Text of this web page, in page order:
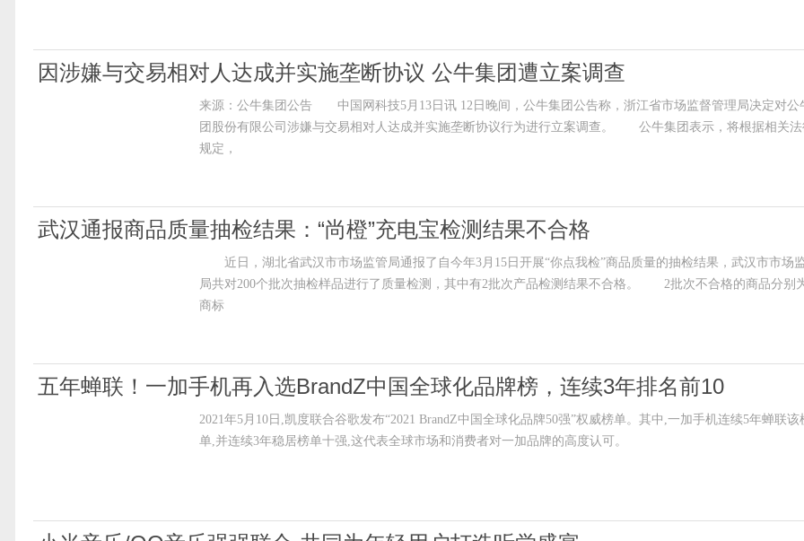
因涉嫌与交易相对人达成并实施垄断协议 公牛集团遭立案调查
来源：公牛集团公告 中国网科技5月13日讯 12日晚间，公牛集团公告称，浙江省市场监督管理局决定对公
团股份有限公司涉嫌与交易相对人达成并实施垄断协议行为进行立案调查。 公牛集团表示，将根据相关法
规定，
武汉通报商品质量抽检结果：“尚橙”充电宝检测结果不合格
近日，湖北省武汉市市场监管局通报了自今年3月15日开展“你点我检”商品质量的抽检结果，武汉市市场
局共对200个批次抽检样品进行了质量检测，其中有2批次产品检测结果不合格。 2批次不合格的商品分别
商标
五年蝉联！一加手机再入选BrandZ中国全球化品牌榜，连续3年排名前10
2021年5月10日,凯度联合谷歌发布“2021 BrandZ中国全球化品牌50强”权威榜单。其中,一加手机连续5年蝉联该
单,并连续3年稳居榜单十强,这代表全球市场和消费者对一加品牌的高度认可。